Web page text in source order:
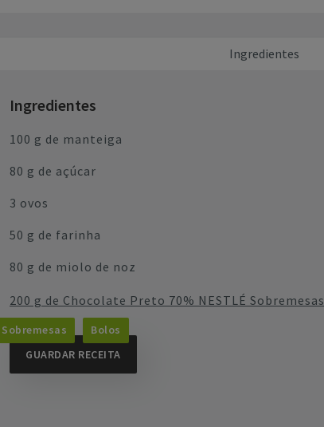
Ingredientes
Ingredientes
100 g de manteiga
80 g de açúcar
3 ovos
50 g de farinha
80 g de miolo de noz
200 g de Chocolate Preto 70% NESTLÉ Sobremesas
GUARDAR RECEITA
Sobremesas Bolos